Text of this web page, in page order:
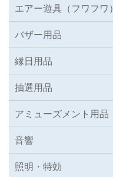
エアー遊具（フワフワ）
バザー用品
縁日用品
抽選用品
アミューズメント用品
音響
照明・特効